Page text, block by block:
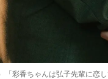
「彩香ちゃんは弘子先輩に恋